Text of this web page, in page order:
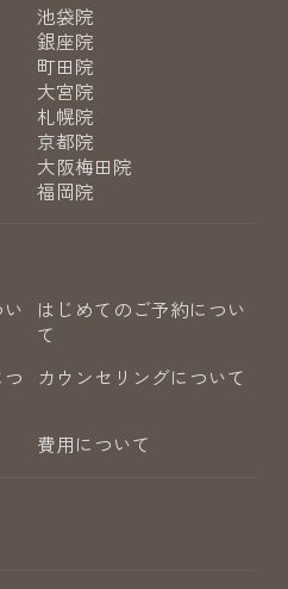
池袋院
銀座院
町田院
大宮院
札幌院
京都院
大阪梅田院
福岡院
はじめてのご予約につい
て
カウンセリングについて
費用について